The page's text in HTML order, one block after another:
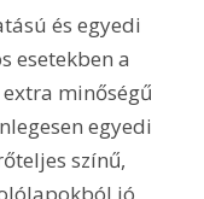
és egyedi
esetekben a
minőségű
egyedi
színű,
jó